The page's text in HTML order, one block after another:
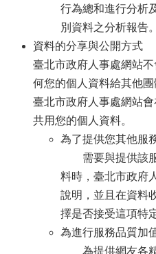
行為總和進行分析
別資料之分析報告。
資料的分享與公開方式
臺北市政府人事處網站
何您的個人資料給其他
臺北市政府人事處網站
共用您的個人資料。
為了提供您其他服
需要與提供該服
料時，臺北市政府
說明，並且在資料
擇是否接受這項特
為進行服務品質加
為提供網友各精